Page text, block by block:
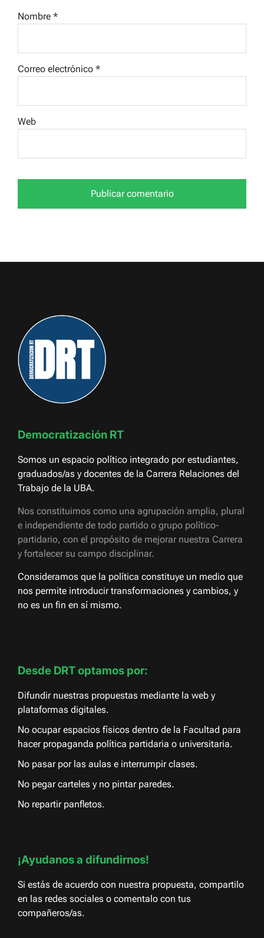
Nombre *
Correo electrónico *
Web
Democratización RT
Somos un espacio político integrado por estudiantes,
graduados/as y docentes de la Carrera Relaciones del
Trabajo de la UBA.
Nos constituimos como una agrupación amplia, plural
e independiente de todo partido o grupo político-
partidario, con el propósito de mejorar nuestra Carrera
y fortalecer su campo disciplinar.
Consideramos que la política constituye un medio que
nos permite introducir transformaciones y cambios, y
no es un fin en sí mismo.
Desde DRT optamos por:
Difundir nuestras propuestas mediante la web y
plataformas digitales.
No ocupar espacios físicos dentro de la Facultad para
hacer propaganda política partidaria o universitaria.
No pasar por las aulas e interrumpir clases.
No pegar carteles y no pintar paredes.
No repartir panfletos.
¡Ayudanos a difundirnos!
Si estás de acuerdo con nuestra propuesta, compartilo
en las redes sociales o comentalo con tus
compañeros/as.